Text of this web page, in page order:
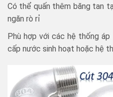
Có thể quấn thêm băng tan
ngăn rò rỉ
Phù hợp với các hệ thống
cấp nước sinh hoạt hoặc hệ